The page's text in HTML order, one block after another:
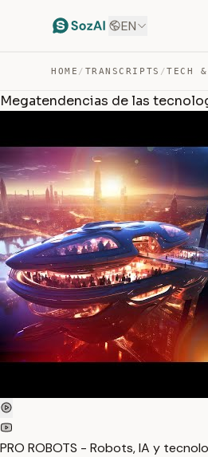
EN
HOME / TRANSCRIPTS /TECH
Megatendencias de las
PRO ROBOTS - Robots, IA y